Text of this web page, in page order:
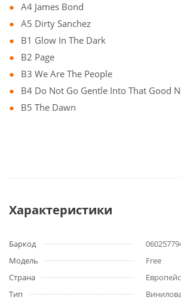
A4 James Bond
A5 Dirty Sanchez
B1 Glow In The Dark
B2 Page
B3 We Are The People
B4 Do Not Go Gentle Into That Good
B5 The Dawn
Характеристики
Баркод
Модель
Free
Страна
Тип